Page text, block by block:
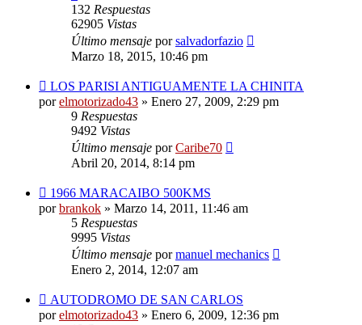
132 Respuestas
62905 Vistas
Último mensaje porsalvadorfazio
Marzo 18, 2015, 10:46 pm
LOS PARISI ANTIGUAMENTE LA CHINITA
porelmotorizado43 » Enero 27, 2009, 2:29 pm
9 Respuestas
9492 Vistas
Último mensaje porCaribe70
Abril 20, 2014, 8:14 pm
1966 MARACAIBO 500KMS
porbrankok » Marzo 14, 2011, 11:46 am
5 Respuestas
9995 Vistas
Último mensaje pormanuel mechanics
Enero 2, 2014, 12:07 am
AUTODROMO DE SAN CARLOS
porelmotorizado43 » Enero 6, 2009, 12:36 pm